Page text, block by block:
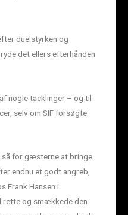
duelstyrken og
det ellers efterhånden
nogle tacklinger – og til
selv om SIF forsøgte
så for gæsterne at bringe
endnu et godt angreb,
Frank Hansen i
rette og smækkede den